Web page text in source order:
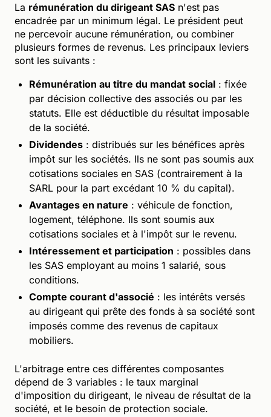
La rémunération du dirigeant SAS n'est pas
encadrée par un minimum légal. Le président peut
ne percevoir aucune rémunération, ou combiner
plusieurs formes de revenus. Les principaux leviers
sont les suivants :
Rémunération au titre du mandat social : fixée
par décision collective des associés ou par les
statuts. Elle est déductible du résultat imposable
de la société.
Dividendes : distribués sur les bénéfices après
impôt sur les sociétés. Ils ne sont pas soumis aux
cotisations sociales en SAS (contrairement à la
SARL pour la part excédant 10 % du capital).
Avantages en nature : véhicule de fonction,
logement, téléphone. Ils sont soumis aux
cotisations sociales et à l'impôt sur le revenu.
Intéressement et participation : possibles dans
les SAS employant au moins 1 salarié, sous
conditions.
Compte courant d'associé : les intérêts versés
au dirigeant qui prête des fonds à sa société sont
imposés comme des revenus de capitaux
mobiliers.
L'arbitrage entre ces différentes composantes
dépend de 3 variables : le taux marginal
d'imposition du dirigeant, le niveau de résultat de la
société, et le besoin de protection sociale.